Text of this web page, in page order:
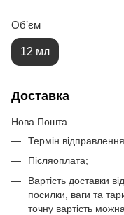
Обʼєм
12 мл
Доставка
Нова Пошта
Термін
Післяоплата;
Вартість доставки
посилки, ваги та
точну вартість